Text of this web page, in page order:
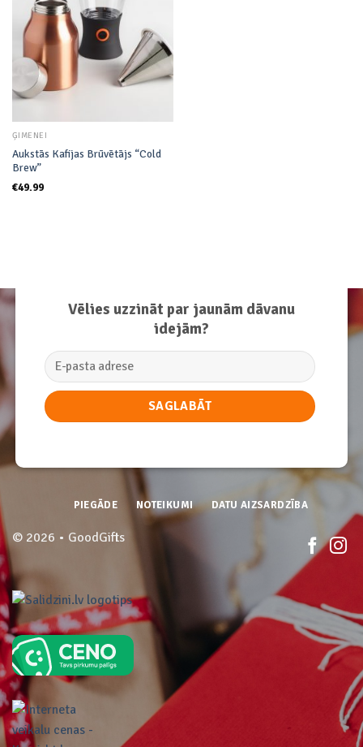
ĢIMENEI
Aukstās Kafijas Brūvētājs “Cold
Brew”
€49.99
Vēlies uzzināt par jaunām dāvanu
idejām?
© 2026 • GoodGifts
PIEGĀDE NOTEIKUMI DATU AIZSARDZĪBA